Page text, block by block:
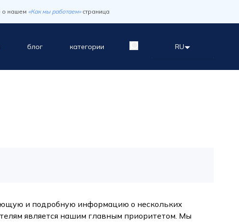
о нашем «Как мы работаем» страница
блог категории RU
и подробную информацию о нескольких
является нашим главным приоритетом. Мы